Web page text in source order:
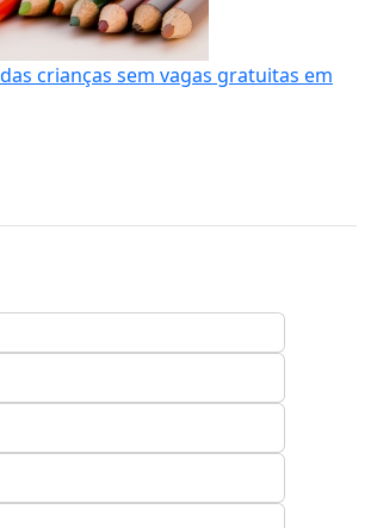
crianças sem vagas gratuitas em